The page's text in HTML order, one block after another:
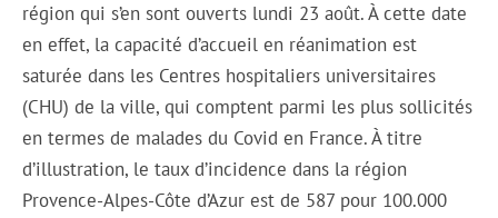
région qui s’en sont ouverts lundi 23 août. À cette date
en effet, la capacité d’accueil en réanimation est
saturée dans les Centres hospitaliers universitaires
(CHU) de la ville, qui comptent parmi les plus sollicités
en termes de malades du Covid en France. À titre
d’illustration, le taux d’incidence dans la région
Provence-Alpes-Côte d’Azur est de 587 pour 100.000